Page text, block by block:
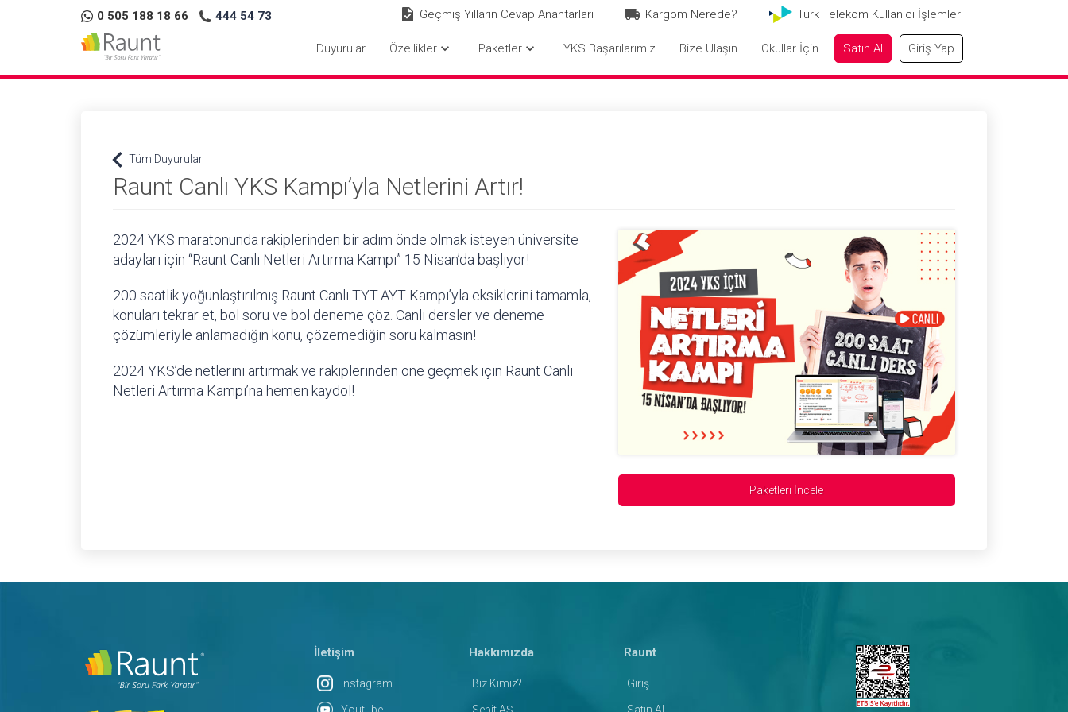
0 505 188 18 66 444 54 73 Geçmiş Yılların Cevap Anahtarları Kargom Nerede? Türk Telekom Kullanıcı İşlemleri
Duyurular Özellikler keyboard_arrow_down Paketler keyboard_arrow_down YKS Başarılarımız Bize Ulaşın Okullar İçin Satın Al Giriş Yap
keyboard_arrow_leftTüm Duyurular
Raunt Canlı YKS Kampı’yla Netlerini Artır!
Paketleri İncele
2024 YKS maratonunda rakiplerinden bir adım önde olmak isteyen üniversite
adayları için “Raunt Canlı Netleri Artırma Kampı” 15 Nisan’da başlıyor!
200 saatlik yoğunlaştırılmış Raunt Canlı TYT-AYT Kampı’yla eksiklerini tamamla,
konuları tekrar et, bol soru ve bol deneme çöz. Canlı dersler ve deneme
çözümleriyle anlamadığın konu, çözemediğin soru kalmasın!
2024 YKS’de netlerini artırmak ve rakiplerinden öne geçmek için Raunt Canlı
Netleri Artırma Kampı’na hemen kaydol!
İletişim
Instagram
Hakkımızda
Biz Kimiz?
Raunt
Giriş